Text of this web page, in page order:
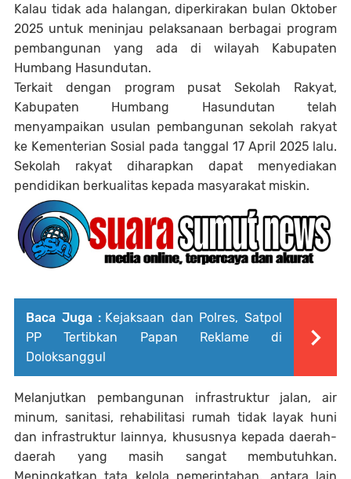
Kalau tidak ada halangan, diperkirakan bulan Oktober
2025 untuk meninjau pelaksanaan berbagai program
pembangunan yang ada di wilayah Kabupaten
Humbang Hasundutan.
Terkait dengan program pusat Sekolah Rakyat,
Kabupaten Humbang Hasundutan telah
menyampaikan usulan pembangunan sekolah rakyat
ke Kementerian Sosial pada tanggal 17 April 2025 lalu.
Sekolah rakyat diharapkan dapat menyediakan
pendidikan berkualitas kepada masyarakat miskin.
Baca Juga : Kejaksaan dan Polres, Satpol
PP Tertibkan Papan Reklame di
Doloksanggul
Melanjutkan pembangunan infrastruktur jalan, air
minum, sanitasi, rehabilitasi rumah tidak layak huni
dan infrastruktur lainnya, khususnya kepada daerah-
daerah yang masih sangat membutuhkan.